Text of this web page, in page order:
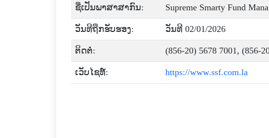
ຊື່ເປັນພາສາສາກົນ: Supreme Smarty Fund
ວັນທີຖືກຮັບຮອງ: ວັນທີ 02/01/2026
ຕິດຕໍ່: (856-20) 5678 7001, (856-
ເວັບໄຊທ໌: https://www.ssf.com.la